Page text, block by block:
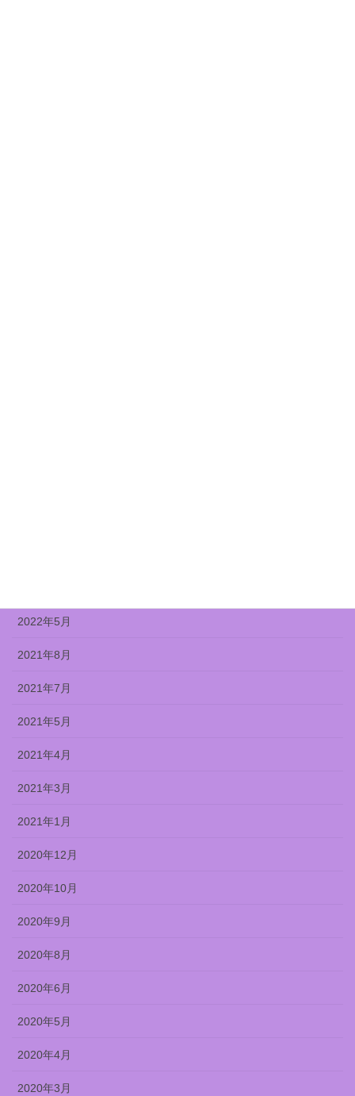
2022年5月
2021年8月
2021年7月
2021年5月
2021年4月
2021年3月
2021年1月
2020年12月
2020年10月
2020年9月
2020年8月
2020年6月
2020年5月
2020年4月
2020年3月